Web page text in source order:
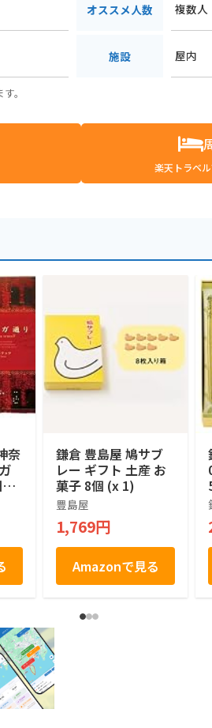
オススメ人数 複数人
施設 屋内
。
楽天トラベル
奈
鎌倉 豊島屋 鳩サブ
レー ギフト 土産 お
菓子 8個 (x 1)
豊島屋
1,769円
Amazonで見る